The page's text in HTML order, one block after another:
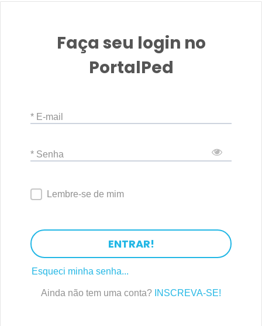
Faça seu login no
PortalPed
* E-mail
* Senha
Lembre-se de mim
ENTRAR!
Esqueci minha senha...
Ainda não tem uma conta? INSCREVA-SE!